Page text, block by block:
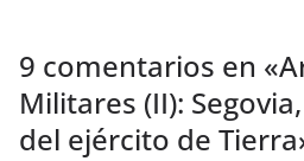
9 comentarios en «
Militares (II):
del ejército de Tierra